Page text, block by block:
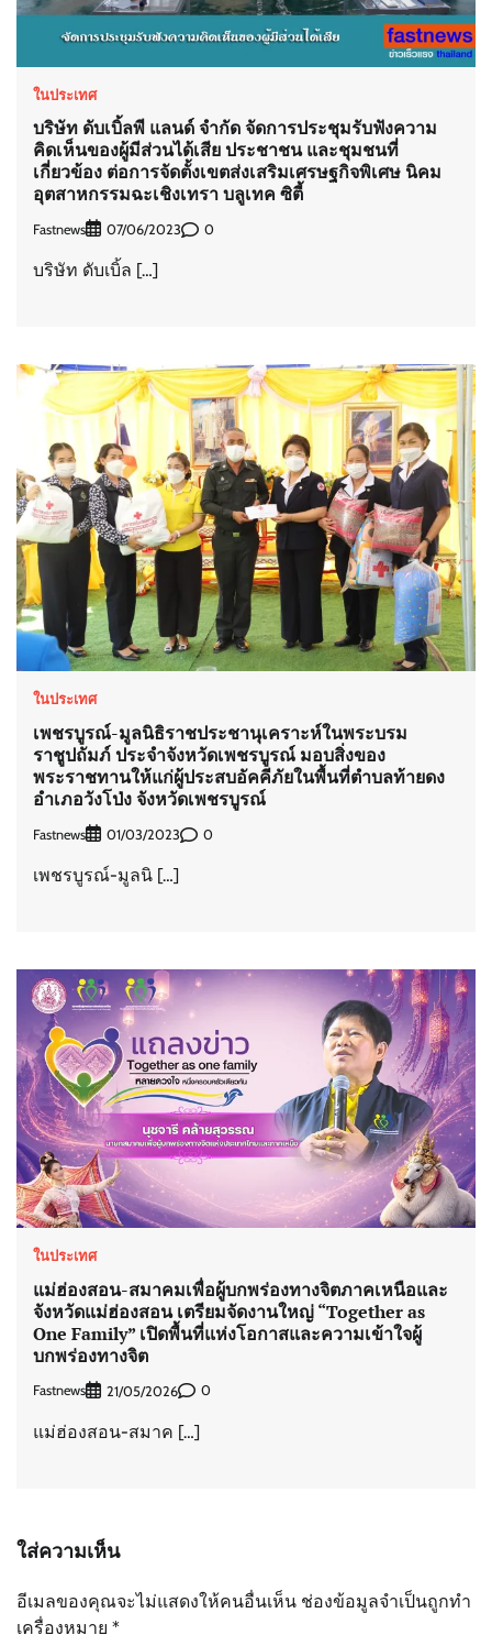
ในประเทศ
บริษัท ดับเบิ้ลพี แลนด์ จำกัด จัดการประชุมรับฟังความ
คิดเห็นของผู้มีส่วนได้เสีย ประชาชน และชุมชนที่
เกี่ยวข้อง ต่อการจัดตั้งเขตส่งเสริมเศรษฐกิจพิเศษ นิคม
อุตสาหกรรมฉะเชิงเทรา บลูเทค ซิตี้
Fastnews 07/06/2023 0
บริษัท ดับเบิ้ล […]
ในประเทศ
เพชรบูรณ์-มูลนิธิราชประชานุเคราะห์ในพระบรม
ราชูปถัมภ์ ประจำจังหวัดเพชรบูรณ์ มอบสิ่งของ
พระราชทานให้แก่ผู้ประสบอัคคีภัยในพื้นที่ตำบลท้ายดง
อำเภอวังโป่ง จังหวัดเพชรบูรณ์
Fastnews 01/03/2023 0
เพชรบูรณ์-มูลนิ […]
ในประเทศ
แม่ฮ่องสอน-สมาคมเพื่อผู้บกพร่องทางจิตภาคเหนือและ
จังหวัดแม่ฮ่องสอน เตรียมจัดงานใหญ่ “Together as
One Family” เปิดพื้นที่แห่งโอกาสและความเข้าใจผู้
บกพร่องทางจิต
Fastnews 21/05/2026 0
แม่ฮ่องสอน-สมาค […]
ใส่ความเห็น
อีเมลของคุณจะไม่แสดงให้คนอื่นเห็น ช่องข้อมูลจำเป็นถูกทำ
เครื่องหมาย *